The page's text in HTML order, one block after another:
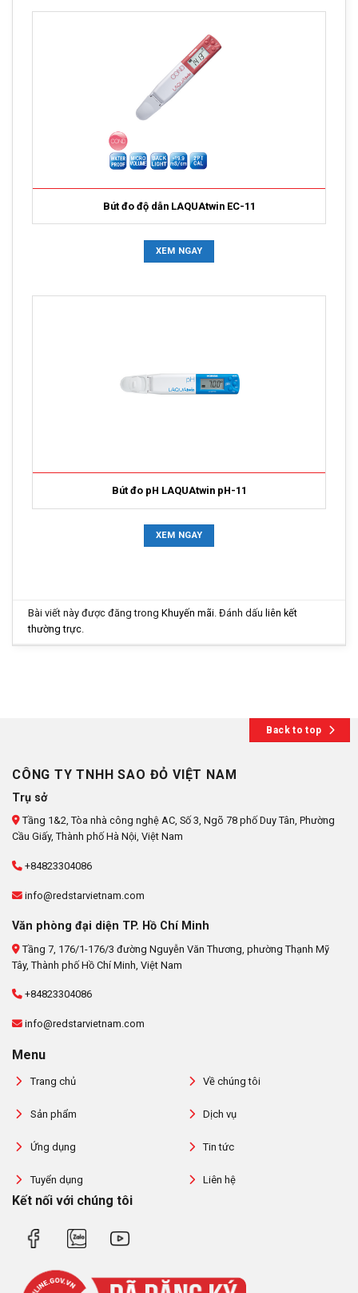
Bút đo độ dẫn LAQUAtwin EC-11
XEM NGAY
Bút đo pH LAQUAtwin pH-11
XEM NGAY
Bài viết này được đăng trongKhuyến mãi. Đánh dấu liên kết
thường trực.
Back to top
CÔNG TY TNHH SAO ĐỎ VIỆT NAM
Trụ sở
Tầng 1&2, Tòa nhà công nghệ AC, Số 3, Ngõ 78 phố Duy Tân, Phường
Cầu Giấy, Thành phố Hà Nội, Việt Nam
+84823304086
info@redstarvietnam.com
Văn phòng đại diện TP. Hồ Chí Minh
Tầng 7, 176/1-176/3 đường Nguyễn Văn Thương, phường Thạnh Mỹ
Tây, Thành phố Hồ Chí Minh, Việt Nam
+84823304086
info@redstarvietnam.com
Menu
Trang chủ Về chúng tôi
Sản phẩm Dịch vụ
Ứng dụng Tin tức
Tuyển dụng Liên hệ
Kết nối với chúng tôi